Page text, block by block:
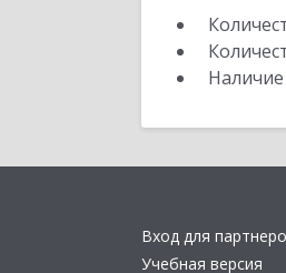
Вход для
Учебная версия